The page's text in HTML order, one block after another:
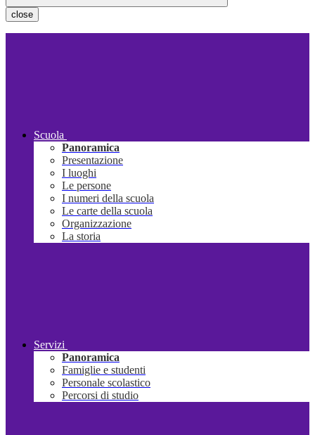
close
Scuola
Panoramica
Presentazione
I luoghi
Le persone
I numeri della scuola
Le carte della scuola
Organizzazione
La storia
Servizi
Panoramica
Famiglie e studenti
Personale scolastico
Percorsi di studio